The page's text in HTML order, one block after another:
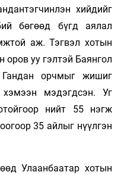
хийдийг
бөгөөд бүгд аялал
аж. Тэгвэл хотын
оров уу гэлтэй Баянгол
Гандан орчмыг жишиг
мэдэгдсэн. Уг
нийт 55 нэгж
35 айлыг нүүлгэн
Улаанбаатар хотын